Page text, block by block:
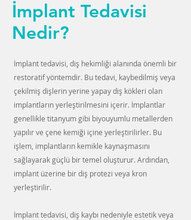
İmplant Tedavisi
Nedir?
İmplant tedavisi, diş hekimliği alanında önemli bir
restoratif yöntemdir. Bu tedavi, kaybedilmiş veya
çekilmiş dişlerin yerine yapay diş kökleri olan
implantların yerleştirilmesini içerir. İmplantlar
genellikle titanyum gibi biyouyumlu metallerden
yapılır ve çene kemiği içine yerleştirilirler. Bu
işlem, implantların kemikle kaynaşmasını
sağlayarak güçlü bir temel oluşturur. Ardından,
implant üzerine bir diş protezi veya kron
yerleştirilir.
İmplant tedavisi, diş kaybı nedeniyle estetik veya